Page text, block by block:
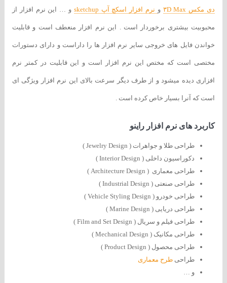
دی مکس ۳D Max و نرم افزار اسکچ آپ sketchup و … این نرم افزار از
محبوبیت بیشتری برخوردار است . این نرم افزار منعطف است و قابلیت
خواندن فایل های خروجی سایر نرم افزار ها را داراست و دارای دستورات
مختصی است که مختص این نرم افزار است و این قابلیت در کمتر نرم
افزاری دیده میشود و از طرف دیگر سرعت بالای این نرم افزار ویژگی ای
است که آنرا بسیار خاص کرده است .
کاربرد های نرم افزار راینو
طراحی طلا و جواهرات ( Jewelry Design )
دکوراسیون داخلی ( Interior Design )
طراحی معماری ( Architecture Design )
طراحی صنعتی ( Industrial Design )
طراحی خودرو ( Vehicle Styling Design )
طراحی دریایی ( Marine Design )
طراحی فیلم و سریال ( Film and Set Design )
طراحی مکانیک ( Mechanical Design )
طراحی محصول ( Product Design )
طراحی طرح معماری
و …